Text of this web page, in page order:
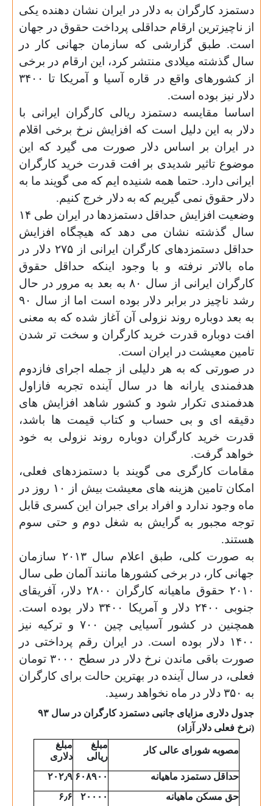
دستمزد کارگران به دلار در ایران نشان دهنده یکی
از ناچیزترین ارقام حداقلی پرداخت حقوق در جهان
است. طبق گزارشی که سازمان جهانی کار در
سال گذشته میلادی منتشر کرد، این ارقام در برخی
از کشورهای واقع در قاره آسیا و آمریکا تا ۳۴۰۰
دلار نیز بوده است.
اساسا مقایسه دستمزد ریالی کارگران ایرانی با
دلار به این دلیل است که افزایش نرخ برخی اقلام
در ایران بر اساس دلار صورت می گیرد که این
موضوع تاثیر شدیدی بر افت قدرت خرید کارگران
ایرانی دارد. حتما همه شنیده ایم که می گویند ما به
دلار حقوق نمی گیریم که به دلار خرج کنیم.
وضعیت افزایش حداقل دستمزدها در ایران طی ۱۴
سال گذشته نشان می دهد که هیچگاه افزایش
حداقل دستمزدهای کارگران ایرانی از ۲۷۵ دلار در
ماه بالاتر نرفته و با وجود اینکه حداقل حقوق
کارگران ایرانی از سال ۸۰ به بعد به مرور در حال
رشد ناچیز در برابر دلار بوده است اما از سال ۹۰
به بعد دوباره روند نزولی آن آغاز شده که به معنی
افت دوباره قدرت خرید کارگران و سخت تر شدن
تامین معیشت در ایران است.
در صورتی که به هر دلیلی از جمله اجرای فازدوم
هدفمندی یارانه ها در سال آینده تجربه فازاول
هدفمندی تکرار شود و کشور شاهد افزایش های
دقیقه ای و بی حساب و کتاب قیمت ها باشد،
قدرت خرید کارگران دوباره روند نزولی به خود
خواهد گرفت.
مقامات کارگری می گویند با دستمزدهای فعلی،
امکان تامین هزینه های معیشت بیش از ۱۰ روز در
ماه وجود ندارد و افراد برای جبران این کسری قابل
توجه مجبور به گرایش به شغل دوم و حتی سوم
هستند.
به صورت کلی، طبق اعلام سال ۲۰۱۳ سازمان
جهانی کار، در برخی کشورها مانند آلمان طی سال
۲۰۱۰ حقوق ماهیانه کارگران ۲۸۰۰ دلار، آفریقای
جنوبی ۲۴۰۰ دلار و آمریکا ۳۴۰۰ دلار بوده است.
همچنین در کشور آسیایی چین ۷۰۰ و ترکیه نیز
۱۴۰۰ دلار بوده است. در ایران رقم پرداختی در
صورت باقی ماندن نرخ دلار در سطح ۳۰۰۰ تومان
فعلی، در سال آینده در بهترین حالت برای کارگران
به ۳۵۰ دلار در ماه نخواهد رسید
.
جدول دلاری مزایای جانبی دستمزد کارگران در سال ۹۳
(نرخ فعلی دلار آزاد)
مصوبه شورا ی عالی کار
مبلغ
ریالی
مبلغ
دلار ی
حداقل دستمزد ماهیانه ۶۰۸۹۰۰ ۲۰۲٫۹
حق مسکن ماهیانه ۲۰۰۰۰ ۶٫۶